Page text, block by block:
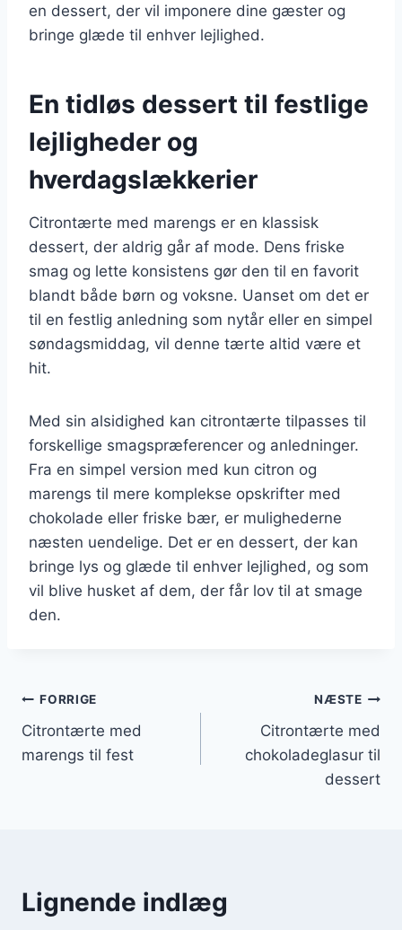
en dessert, der vil imponere dine gæster og
bringe glæde til enhver lejlighed.
En tidløs dessert til festlige
lejligheder og
hverdagslækkerier
Citrontærte med marengs er en klassisk
dessert, der aldrig går af mode. Dens friske
smag og lette konsistens gør den til en favorit
blandt både børn og voksne. Uanset om det er
til en festlig anledning som nytår eller en simpel
søndagsmiddag, vil denne tærte altid være et
hit.
Med sin alsidighed kan citrontærte tilpasses til
forskellige smagspræferencer og anledninger.
Fra en simpel version med kun citron og
marengs til mere komplekse opskrifter med
chokolade eller friske bær, er mulighederne
næsten uendelige. Det er en dessert, der kan
bringe lys og glæde til enhver lejlighed, og som
vil blive husket af dem, der får lov til at smage
den.
Indlægsnavigation
FORRIGE
Citrontærte med
marengs til fest
NÆSTE
Citrontærte med
chokoladeglasur til
dessert
Lignende indlæg